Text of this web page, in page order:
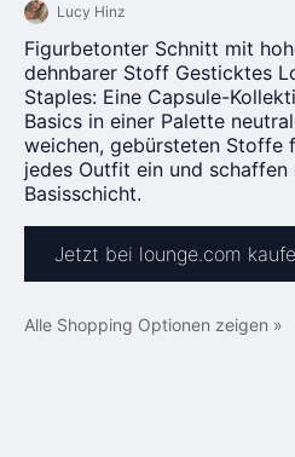
Lucy Hinz
Figurbetonter Schnitt mit
dehnbarer Stoff Gesticktes
Staples: Eine Capsule-
Basics in einer Palette
weichen, gebürsteten Stoffe
jedes Outfit ein und
Basisschicht.
Jetzt bei lounge.com
Alle Shopping Optionen zeigen »